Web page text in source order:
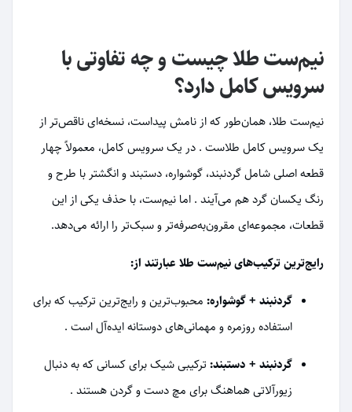
نیم‌ست طلا چیست و چه تفاوتی با
سرویس کامل دارد؟
نیم‌ست طلا، همان‌طور که از نامش پیداست، نسخه‌ای ناقص‌تر از
یک سرویس کامل طلاست . در یک سرویس کامل، معمولاً چهار
قطعه اصلی شامل گردنبند، گوشواره، دستبند و انگشتر با طرح و
رنگ یکسان گرد هم می‌آیند . اما نیم‌ست، با حذف یکی از این
قطعات، مجموعه‌ای مقرون‌به‌صرفه‌تر و سبک‌تر را ارائه می‌دهد.
رایج‌ترین ترکیب‌های نیم‌ست طلا عبارتند از:
گردنبند + گوشواره: محبوب‌ترین و رایج‌ترین ترکیب که برای
استفاده روزمره و مهمانی‌های دوستانه ایده‌آل است .
گردنبند + دستبند: ترکیبی شیک برای کسانی که به دنبال
زیورآلاتی هماهنگ برای مچ دست و گردن هستند .